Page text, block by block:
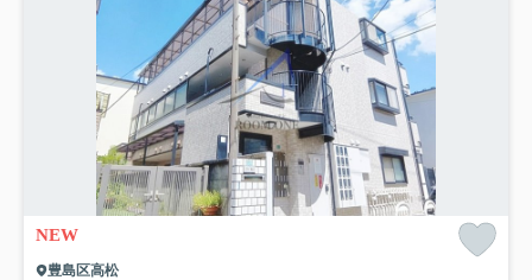
NEW
豊島区高松